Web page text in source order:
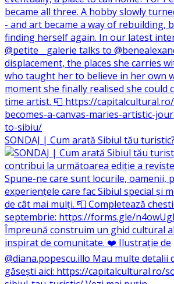
SONDAJ | Cum arată Sibiul tău